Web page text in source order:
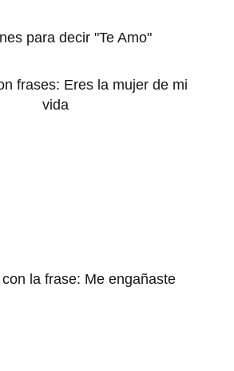
para decir "Te Amo"
frases: Eres la mujer de mi
vida
la frase: Me engañaste